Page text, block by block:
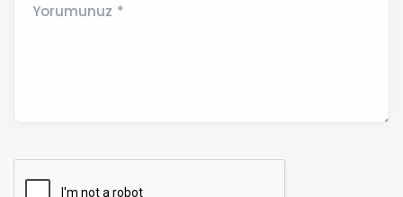
Yorumunuz *